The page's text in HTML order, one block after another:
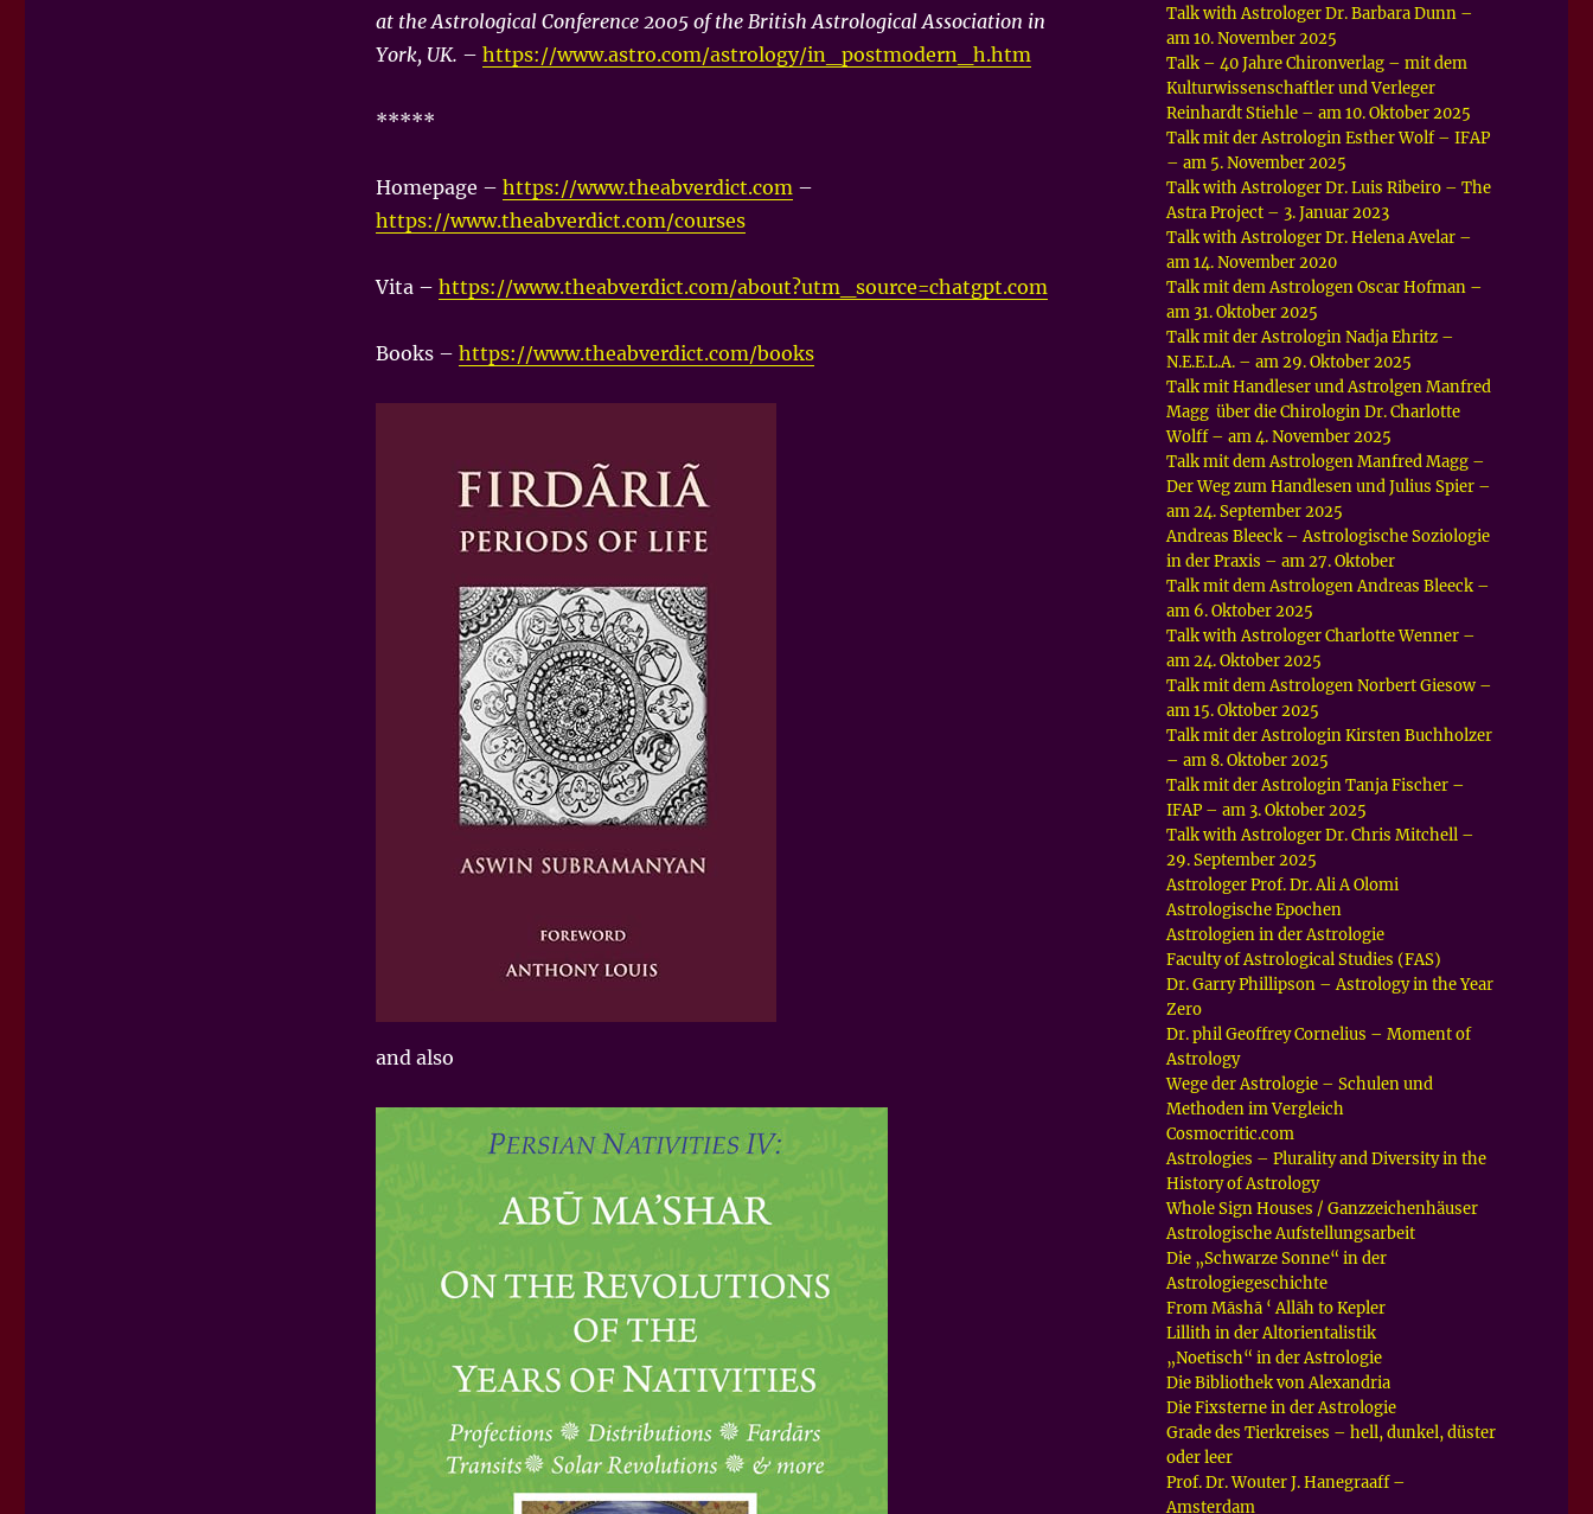
at the Astrological Conference 2005 of the British Astrological Association in
York, UK. – https://www.astro.com/astrology/in_postmodern_h.htm
*****
Homepage – https://www.theabverdict.com –
https://www.theabverdict.com/courses
Vita – https://www.theabverdict.com/about?utm_source=chatgpt.com
Books – https://www.theabverdict.com/books
and also
Talk with Astrologer Dr. Barbara Dunn –
am 10. November 2025
Talk – 40 Jahre Chironverlag – mit dem
Kulturwissenschaftler und Verleger
Reinhardt Stiehle – am 10. Oktober 2025
Talk mit der Astrologin Esther Wolf – IFAP
– am 5. November 2025
Talk with Astrologer Dr. Luis Ribeiro – The
Astra Project – 3. Januar 2023
Talk with Astrologer Dr. Helena Avelar –
am 14. November 2020
Talk mit dem Astrologen Oscar Hofman –
am 31. Oktober 2025
Talk mit der Astrologin Nadja Ehritz –
N.E.E.L.A. – am 29. Oktober 2025
Talk mit Handleser und Astrolgen Manfred
Magg über die Chirologin Dr. Charlotte
Wolff – am 4. November 2025
Talk mit dem Astrologen Manfred Magg –
Der Weg zum Handlesen und Julius Spier –
am 24. September 2025
Andreas Bleeck – Astrologische Soziologie
in der Praxis – am 27. Oktober
Talk mit dem Astrologen Andreas Bleeck –
am 6. Oktober 2025
Talk with Astrologer Charlotte Wenner –
am 24. Oktober 2025
Talk mit dem Astrologen Norbert Giesow –
am 15. Oktober 2025
Talk mit der Astrologin Kirsten Buchholzer
– am 8. Oktober 2025
Talk mit der Astrologin Tanja Fischer –
IFAP – am 3. Oktober 2025
Talk with Astrologer Dr. Chris Mitchell –
29. September 2025
Astrologer Prof. Dr. Ali A Olomi
Astrologische Epochen
Astrologien in der Astrologie
Faculty of Astrological Studies (FAS)
Dr. Garry Phillipson – Astrology in the Year
Zero
Dr. phil Geoffrey Cornelius – Moment of
Astrology
Wege der Astrologie – Schulen und
Methoden im Vergleich
Cosmocritic.com
Astrologies – Plurality and Diversity in the
History of Astrology
Whole Sign Houses / Ganzzeichenhäuser
Astrologische Aufstellungsarbeit
Die „Schwarze Sonne“ in der
Astrologiegeschichte
From Māshā ‘ Allāh to Kepler
Lillith in der Altorientalistik
„Noetisch“ in der Astrologie
Die Bibliothek von Alexandria
Die Fixsterne in der Astrologie
Grade des Tierkreises – hell, dunkel, düster
oder leer
Prof. Dr. Wouter J. Hanegraaff –
Amsterdam